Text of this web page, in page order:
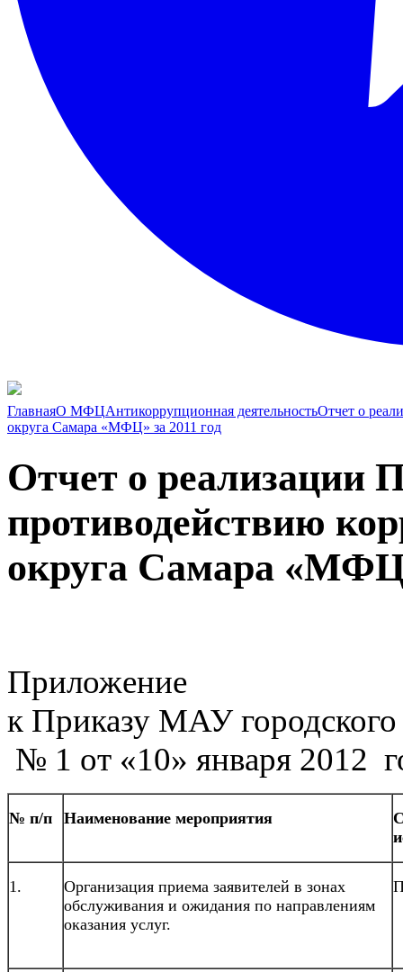
ГлавнаяО МФЦАнтикоррупционная деятельностьОтчет о
округа Самара «МФЦ» за 2011 год
Отчет о реализации
противодействию
округа Самара
Приложение
к Приказу МАУ
№ 1 от «10» января 2012
№ п/п Наименование мероприятия
1.
Организация приема заявителей в зонах
обслуживания и ожидания по направлениям
оказания услуг.